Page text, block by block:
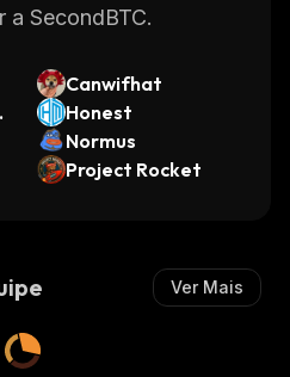
a SecondBTC.
Canwifhat
Honest
Normus
Project Rocket
Ver Mais